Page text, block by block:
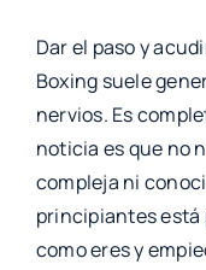
Dar el paso y
Boxing suele
nervios. Es
noticia es que no
compleja ni
principiantes está
como eres y